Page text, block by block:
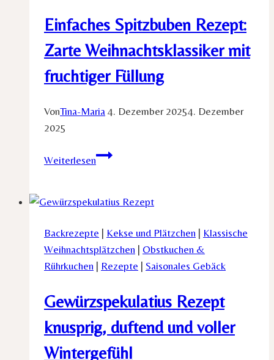
Einfaches Spitzbuben Rezept:
Zarte Weihnachtsklassiker mit
fruchtiger Füllung
VonTina-Maria 4. Dezember 20254. Dezember
2025
WeiterlesenEinfaches
Zarte
mit
fruchtiger
Füllung
Backrezepte | Kekse und Plätzchen | Klassische
Weihnachtsplätzchen | Obstkuchen &
Rührkuchen | Rezepte | Saisonales Gebäck
Gewürzspekulatius Rezept
knusprig, duftend und voller
Wintergefühl